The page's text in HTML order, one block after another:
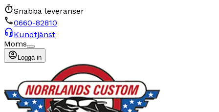
Snabba leveranser
0660-82810
Kundtjänst
Moms
Logga in